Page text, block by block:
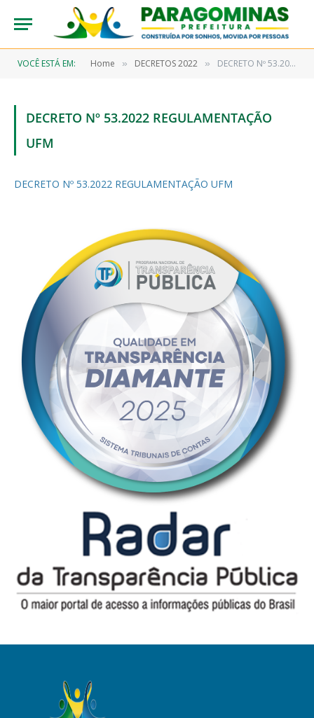
VOCÊ ESTÁ EM: Home » DECRETOS 2022 » DECRETO Nº 53.2022 REGULAMENTAÇÃO UFM
DECRETO Nº 53.2022 REGULAMENTAÇÃO
UFM
DECRETO Nº 53.2022 REGULAMENTAÇÃO UFM